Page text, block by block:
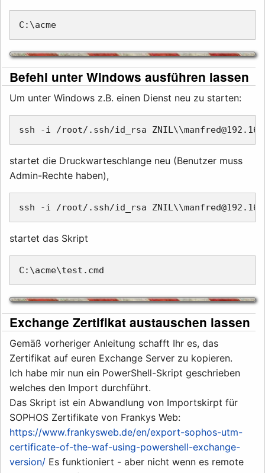
Befehl unter Windows ausführen lassen
Um unter Windows z.B. einen Dienst neu zu starten:
startet die Druckwarteschlange neu (Benutzer muss
Admin-Rechte haben),
startet das Skript
Exchange Zertifikat austauschen lassen
Gemäß vorheriger Anleitung schafft Ihr es, das
Zertifikat auf euren Exchange Server zu kopieren.
Ich habe mir nun ein PowerShell-Skript geschrieben
welches den Import durchführt.
Das Skript ist ein Abwandlung von Importskirpt für
SOPHOS Zertifikate von Frankys Web:
https://www.frankysweb.de/en/export-sophos-utm-
certificate-of-the-waf-using-powershell-exchange-
version/ Es funktioniert - aber nicht wenn es remote